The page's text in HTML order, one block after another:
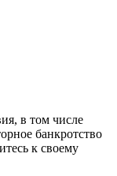
в том числе
банкротство
к своему